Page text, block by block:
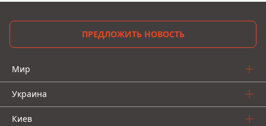
ПРЕДЛОЖИТЬ НОВОСТЬ
Мир
Украина
Киев